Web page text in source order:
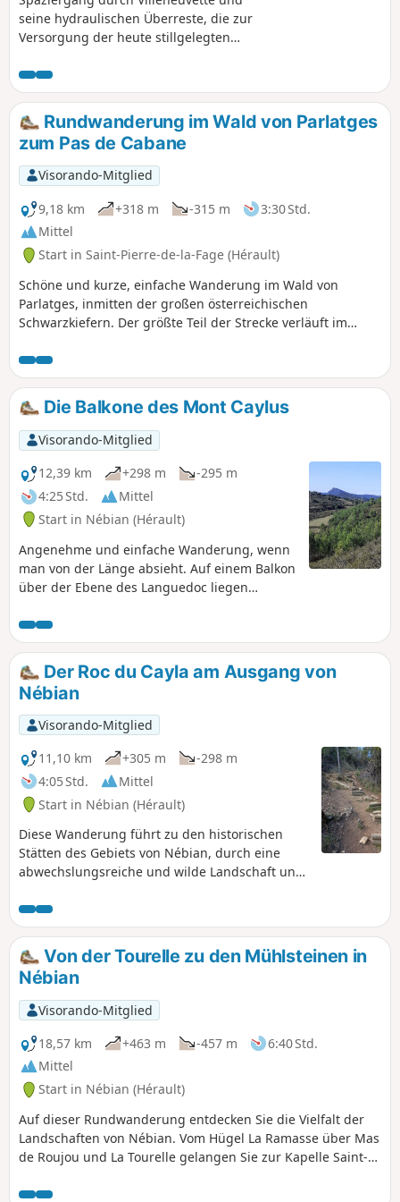
Pôle Tourisme de Nature & Espaces Protégés (Zentrum für
Naturtourismus und Schutzgebiete)
seine hydraulischen Überreste, die zur
Versorgung der heute stillgelegten
Rundwanderung im Wald von Parlatges
zum Pas de Cabane
Visorando-Mitglied
9,18 km
+318 m -315 m
3:30 Std.
Mittel
Start in Saint-Pierre-de-la-Fage (Hérault)
Schöne und kurze, einfache Wanderung im Wald von
Parlatges, inmitten der großen österreichischen
Schwarzkiefern. Der größte Teil der Strecke verläuft im
Picknicktische zur Verfügung.
Die Balkone des Mont Caylus
Visorando-Mitglied
12,39 km
+298 m
-295 m
4:25 Std.
Mittel
Start in Nébian (Hérault)
Angenehme und einfache Wanderung, wenn
man von der Länge absieht. Auf einem Balkon
über der Ebene des Languedoc liegen
Lieuran-Cabrières.
Der Roc du Cayla am Ausgang von
Nébian
Visorando-Mitglied
11,10 km
+305 m
-298 m
4:05 Std.
Mittel
Start in Nébian (Hérault)
Diese Wanderung führt zu den historischen
Stätten des Gebiets von Nébian, durch eine
abwechslungsreiche und wilde Landschaft und
Straßen kreuzen und gleichzeitig
bemerkenswerte Ausblicke bieten.
Von der Tourelle zu den Mühlsteinen in
Nébian
Visorando-Mitglied
18,57 km
+463 m -457 m
6:40 Std.
Mittel
Start in Nébian (Hérault)
Auf dieser Rundwanderung entdecken Sie die Vielfalt der
Landschaften von Nébian. Vom Hügel La Ramasse über Mas
de Roujou und La Tourelle gelangen Sie zur Kapelle Saint-
Baumes zu gelangen. Genießen Sie auch die schattigen